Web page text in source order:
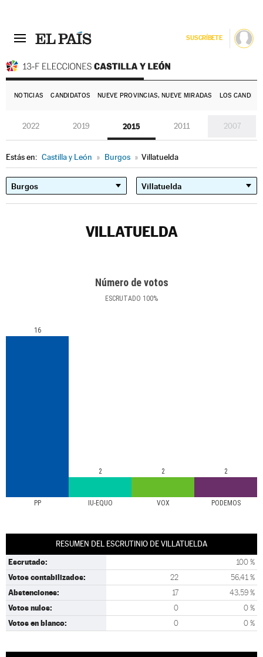
SUSCRÍBETE
NOTICIAS CANDIDATOS NUEVE PROVINCIAS, NUEVE MIRADAS LOS
2022 2019 2015 2011 2007
Estás en: Castilla y León » Burgos » Villatuelda
VILLATUELDA
Número de votos
ESCRUTADO 100%
PP IU-EQUO VOX PODEMOS
16
2 2 2
RESUMEN DEL ESCRUTINIO DE VILLATUELDA
Escrutado: 100 %
Votos contabilizados: 22 56,41 %
Abstenciones: 17 43,59 %
Votos nulos: 0 0 %
Votos en blanco: 0 0 %